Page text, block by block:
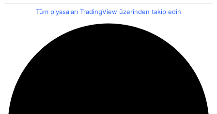
Tüm piyasaları TradingView üzerinden takip edin